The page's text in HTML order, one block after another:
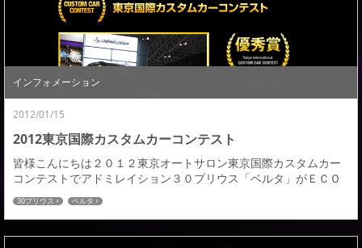
じ、さらなるステップアップの弾みになりました。さら...
インフォメーション
2012/01/15
2012東京国際カスタムカーコンテスト
皆様こんにちは２０１２東京オートサロン東京国際カスタムカー
コンテストでアドミレイション３０プリウス「ベルタ」がＥＣＯ
カー部門で優秀賞を受賞しました。昨年のヴェルファイアに続き
今年も受賞させていただき、数ある展示車の中から選ばれ投票し
ていただきました皆様ありがとうございます。関連情報URL :
https://www.admiration.ne.jp/products/index.php/searc...
30プリウス ベルタ